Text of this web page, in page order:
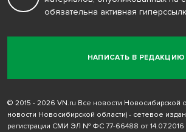
НАПИСАТЬ В РЕДАКЦИЮ
обязательна активная
© 2015 - 2026 VN.ru Все новости Новосибирской
новости Новосибирской области) - сетевое
регистрации СМИ ЭЛ № ФС 77-66488 от